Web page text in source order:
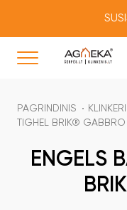
PAGRINDINIS
TIGHEL BRIK® GABBRO
ENGELS